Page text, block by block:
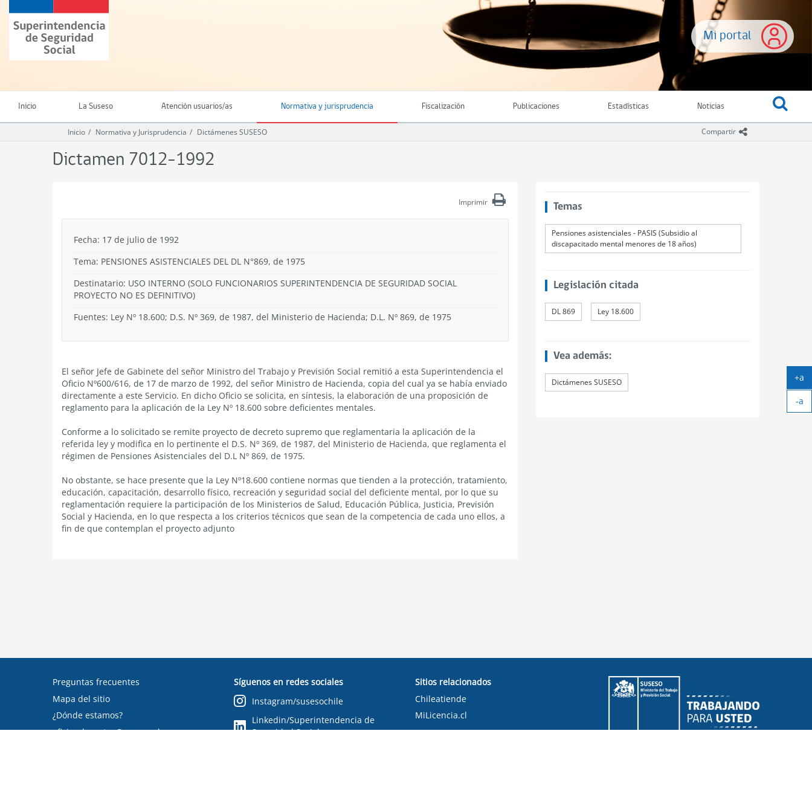
contenido
principal
Mi portal
Superintendencia
de
Seguridad
(SUSESO)
Chile
Inicio La Suseso Atención usuarios/as Normativa y jurisprudencia Fiscalización Publicaciones Estadísticas Noticias
Compartir icono compartir
Inicio Normativa y Jurisprudencia Dictámenes SUSESO
Dictamen 7012-1992
Imprimir
Fecha: 17 de julio de 1992
Tema: PENSIONES ASISTENCIALES DEL DL N°869, de 1975
Destinatario: USO INTERNO (SOLO FUNCIONARIOS SUPERINTENDENCIA DE SEGURIDAD SOCIAL
PROYECTO NO ES DEFINITIVO)
Fuentes: Ley Nº 18.600; D.S. Nº 369, de 1987, del Ministerio de Hacienda; D.L. Nº 869, de 1975
El señor Jefe de Gabinete del señor Ministro del Trabajo y Previsión Social remitió a esta Superintendencia el
Oficio Nº600/616, de 17 de marzo de 1992, del señor Ministro de Hacienda, copia del cual ya se había enviado
directamente a este Servicio. En dicho Oficio se solicita, en síntesis, la elaboración de una proposición de
reglamento para la aplicación de la Ley Nº 18.600 sobre deficientes mentales.
Conforme a lo solicitado se remite proyecto de decreto supremo que reglamentaria la aplicación de la
referida ley y modifica en lo pertinente el D.S. Nº 369, de 1987, del Ministerio de Hacienda, que reglamenta el
régimen de Pensiones Asistenciales del D.L Nº 869, de 1975.
No obstante, se hace presente que la Ley Nº18.600 contiene normas que tienden a la protección, tratamiento,
educación, capacitación, desarrollo físico, recreación y seguridad social del deficiente mental, por lo que su
reglamentación requiere la participación de los Ministerios de Salud, Educación Pública, Justicia, Previsión
Social y Hacienda, en lo que respecta a los criterios técnicos que sean de la competencia de cada uno ellos, a
fin de que contemplan el proyecto adjunto
Temas
Pensiones asistenciales - PASIS (Subsidio al
discapacitado mental menores de 18 años)
Legislación citada
DL 869 Ley 18.600
Vea además:
Dictámenes SUSESO
Preguntas frecuentes
Mapa del sitio
¿Dónde estamos?
oficinadepartes@suseso.cl
Síguenos en redes sociales
Instagram/susesochile
Linkedin/Superintendencia de
Seguridad Social
Sitios relacionados
Chileatiende
MiLicencia.cl
+a
-a